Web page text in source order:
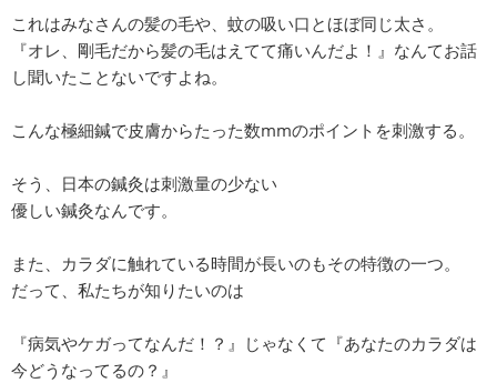
これはみなさんの髪の毛や、蚊の吸い口とほぼ同じ太さ。
『オレ、剛毛だから髪の毛はえてて痛いんだよ！』なんてお話
し聞いたことないですよね。
こんな極細鍼で皮膚からたった数mmのポイントを刺激する。
そう、日本の鍼灸は刺激量の少ない
優しい鍼灸なんです。
また、カラダに触れている時間が長いのもその特徴の一つ。
だって、私たちが知りたいのは
『病気やケガってなんだ！？』じゃなくて『あなたのカラダは
今どうなってるの？』